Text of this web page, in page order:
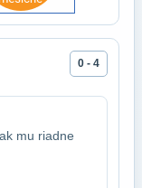
0 - 4
mu riadne